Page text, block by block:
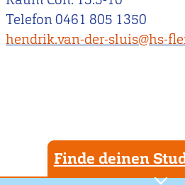
Telefon 0461 805 1350
hendrik.van-der-sluis@hs-
Finde deinen